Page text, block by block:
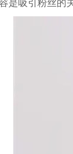
是吸引粉丝的